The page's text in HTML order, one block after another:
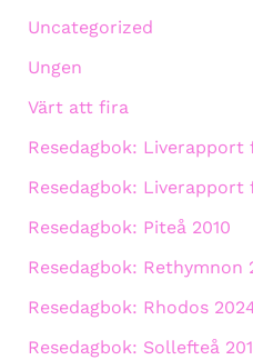
Uncategorized
Ungen
Värt att fira
Resedagbok: Liverapport
Resedagbok: Liverapport
Resedagbok: Piteå 2010
Resedagbok: Rethymnon
Resedagbok: Rhodos
Resedagbok: Sollefteå